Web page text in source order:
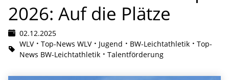
2026: Auf die Plätze
02.12.2025
WLV
Top-News WLV Jugend BW-Leichtathletik
Top-
News BW-Leichtathletik
Talentförderung